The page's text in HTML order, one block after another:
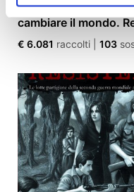
"Immagina che" | Il
cambiare il mondo.
€ 6.081 raccolti 103